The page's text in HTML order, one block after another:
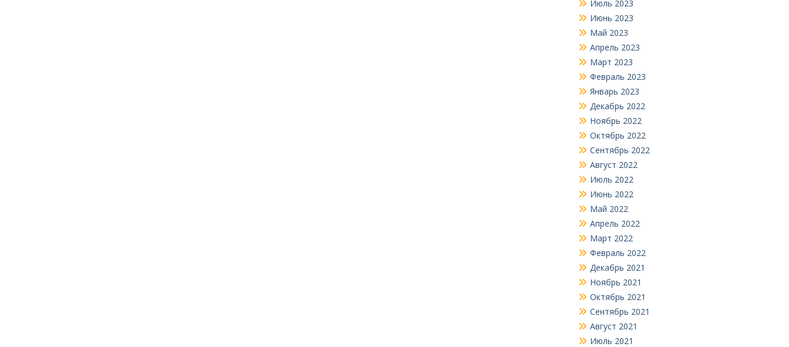
Июль 2023
Июнь 2023
Май 2023
Апрель 2023
Март 2023
Февраль 2023
Январь 2023
Декабрь 2022
Ноябрь 2022
Октябрь 2022
Сентябрь 2022
Август 2022
Июль 2022
Июнь 2022
Май 2022
Апрель 2022
Март 2022
Февраль 2022
Декабрь 2021
Ноябрь 2021
Октябрь 2021
Сентябрь 2021
Август 2021
Июль 2021